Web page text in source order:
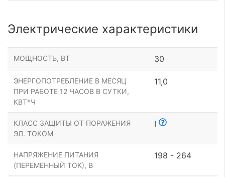
Электрические характеристики
МОЩНОСТЬ, ВТ 30
ЭНЕРГОПОТРЕБЛЕНИЕ В МЕСЯЦ
ПРИ РАБОТЕ 12 ЧАСОВ В СУТКИ,
КВТ*Ч
11,0
КЛАСС ЗАЩИТЫ ОТ ПОРАЖЕНИЯ
ЭЛ. ТОКОМ
I
НАПРЯЖЕНИЕ ПИТАНИЯ
(ПЕРЕМЕННЫЙ ТОК), В
198 - 264